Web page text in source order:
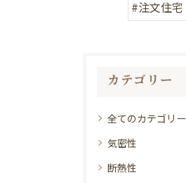
#注文住宅
カテゴリー
全てのカテゴリー
気密性
断熱性